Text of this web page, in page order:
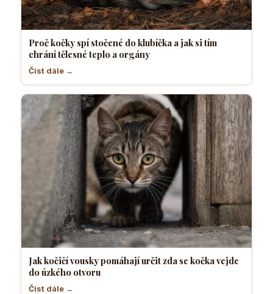
Proč kočky spí stočené do klubíčka a jak si tím
chrání tělesné teplo a orgány
Číst dále →
Jak kočičí vousky pomáhají určit zda se kočka vejde
do úzkého otvoru
Číst dále →